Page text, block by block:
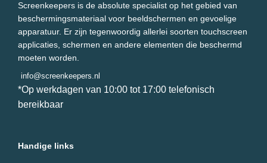
Screenkeepers is de absolute specialist op het gebied van
beschermingsmateriaal voor beeldschermen en gevoelige
apparatuur. Er zijn tegenwoordig allerlei soorten touchscreen
applicaties, schermen en andere elementen die beschermd
moeten worden.
info@screenkeepers.nl
*Op werkdagen van 10:00 tot 17:00 telefonisch
bereikbaar
Handige links